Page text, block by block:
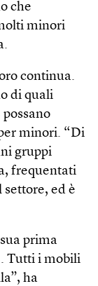
che
minori
continua.
di quali
minori. “Di
gruppi
frequentati
ed è
prima
Tutti i mobili
ha